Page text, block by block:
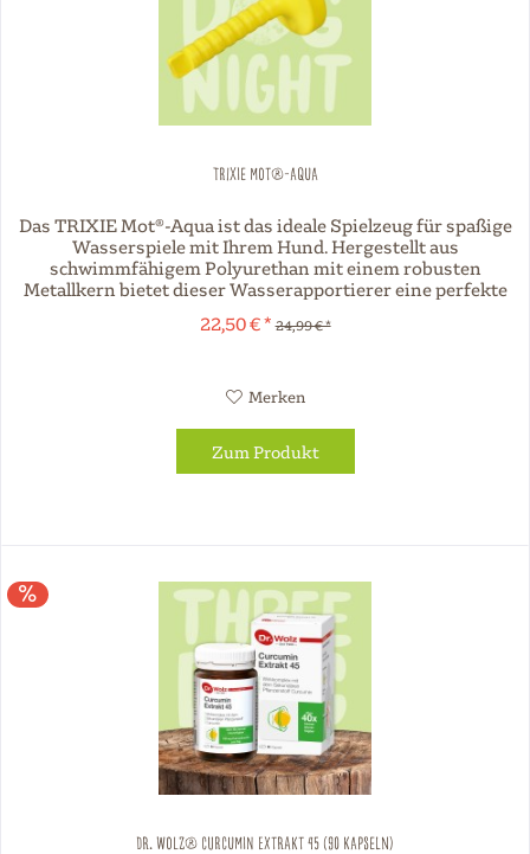
TRIXIE Mot®-Aqua
Das TRIXIE Mot®-Aqua ist das ideale Spielzeug für spaßige
Wasserspiele mit Ihrem Hund. Hergestellt aus
schwimmfähigem Polyurethan mit einem robusten
Metallkern bietet dieser Wasserapportierer eine perfekte
22,50 € * 24,99 € *
Merken
Zum Produkt
Dr. Wolz® Curcumin Extrakt 45 (90 Kapseln)